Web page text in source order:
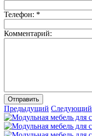
Телефон: *
Комментарий:
Отправить
Предыдущий Следующий